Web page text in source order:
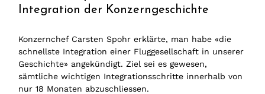
Integration der Konzerngeschichte
Konzernchef Carsten Spohr erklärte, man habe «die
schnellste Integration einer Fluggesellschaft in unserer
Geschichte» angekündigt. Ziel sei es gewesen,
sämtliche wichtigen Integrationsschritte innerhalb von
nur 18 Monaten abzuschliessen.